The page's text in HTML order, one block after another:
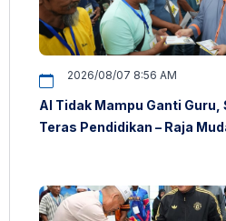
2026/08/07 8:56 AM
AI Tidak Mampu Ganti
Teras Pendidikan – Raja